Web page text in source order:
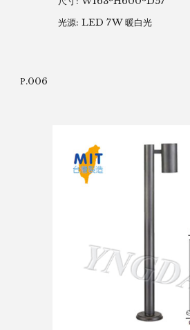
光源: LED 7W 暖白光
P.006